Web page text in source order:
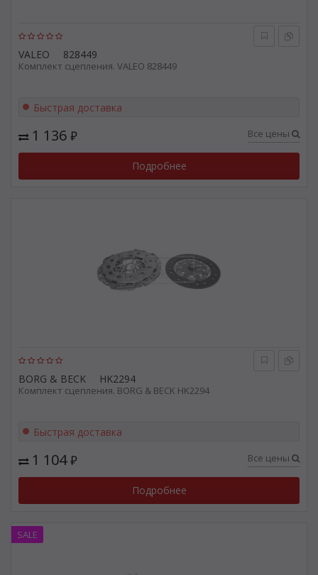
VALEO 828449
Комплект сцепления. VALEO 828449
Быстрая доставка
1 136 ₽ Все цены
Подробнее
BORG & BECK HK2294
Комплект сцепления. BORG & BECK HK2294
Быстрая доставка
1 104₽ Все цены
Подробнее
SALE